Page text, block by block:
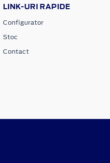
LINK-URI RAPIDE
Configurator
Stoc
Contact